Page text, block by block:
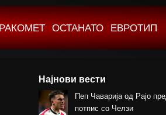
РАКОМЕТ ОСТАНАТО ЕВРОТИП
Најнови вести
Пеп Чаварија од Рајо
потпис со Челзи